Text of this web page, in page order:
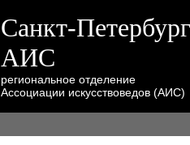
Санкт-
АИС
региональное отделение
Ассоциации искусствоведов (АИС)